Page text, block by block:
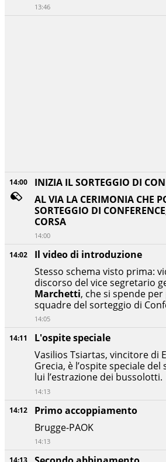
14:13
14:12
Primo accoppiamento
Brugge-PAOK
14:13
14:11
L'ospite speciale
Vasilios Tsiartas, vincitore di
Grecia, è l’ospite speciale del
lui l’estrazione dei bussolotti.
14:13
14:02
Il video di introduzione
Stesso schema visto prima:
discorso del vice segretario
Marchetti, che si spende
squadre del sorteggio di
14:05
14:00
INIZIA IL SORTEGGIO DI
AL VIA LA CERIMONIA CHE
SORTEGGIO DI
CORSA
14:00
13:46